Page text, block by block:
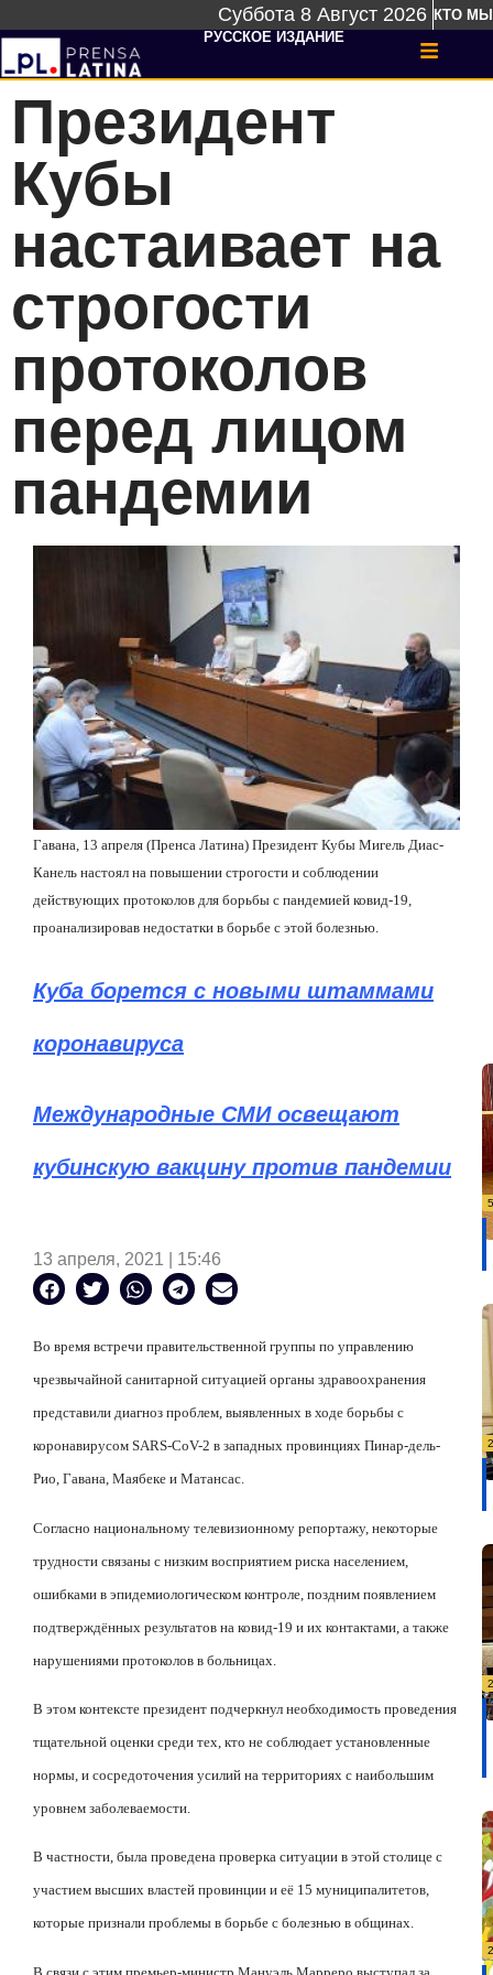
Суббота 8 Август 2026 КТО МЫ
РУССКОЕ ИЗДАНИЕ
Президент
Кубы
настаивает на
строгости
протоколов
перед лицом
пандемии
Гавана, 13 апреля (Пренса Латина) Президент Кубы Мигель Диас-
Канель настоял на повышении строгости и соблюдении
действующих протоколов для борьбы с пандемией ковид-19,
проанализировав недостатки в борьбе с этой болезнью.
Куба борется с новыми штаммами
коронавируса
Международные СМИ освещают
кубинскую вакцину против пандемии
13 апреля, 2021 | 15:46
Во время встречи правительственной группы по управлению
чрезвычайной санитарной ситуацией органы здравоохранения
представили диагноз проблем, выявленных в ходе борьбы с
коронавирусом SARS-CoV-2 в западных провинциях Пинар-дель-
Рио, Гавана, Маябеке и Матансас.
Согласно национальному телевизионному репортажу, некоторые
трудности связаны с низким восприятием риска населением,
ошибками в эпидемиологическом контроле, поздним появлением
подтверждённых результатов на ковид-19 и их контактами, а также
нарушениями протоколов в больницах.
В этом контексте президент подчеркнул необходимость проведения
тщательной оценки среди тех, кто не соблюдает установленные
нормы, и сосредоточения усилий на территориях с наибольшим
уровнем заболеваемости.
В частности, была проведена проверка ситуации в этой столице с
участием высших властей провинции и её 15 муниципалитетов,
которые признали проблемы в борьбе с болезнью в общинах.